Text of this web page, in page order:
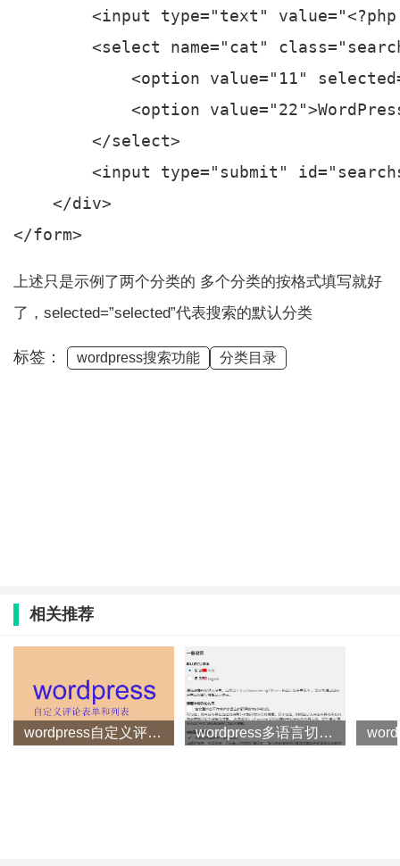
<input type="text"
<select name="cat"
<option value="11"
<option
        </select>
<input type="submit"
    </div>
上述只是示例了两个分类的 多个分类的按格式填写就好
了，selected=”selected”代表搜索的默认分类
标签： wordpress搜索功能 分类目录
相关推荐
wordpress自定义评论表单和列表 wordpress多语言切换插件qTranslate使用方法